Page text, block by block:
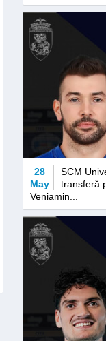
28
May
SCM
transferă
Veniamin...